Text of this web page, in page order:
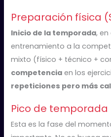
Preparación física
Inicio de la temporada,
entrenamiento a la
mixto (físico + técnico +
competencia en los
repeticiones pero más
Pico de temporada
Esta es la fase del